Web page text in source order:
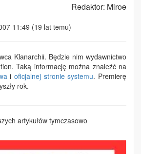
Redaktor: Miroe
11:49 (19 lat temu)
Klanarchii. Będzie nim wydawnictwo
Taką informację można znaleźć na
ioficjalnej stronie systemu. Premierę
rok.
artykułów tymczasowo